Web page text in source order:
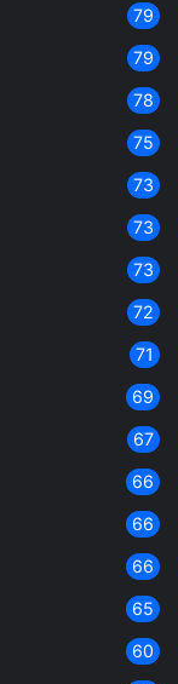
79
79
78
75
73
73
73
72
71
69
67
66
66
66
65
60